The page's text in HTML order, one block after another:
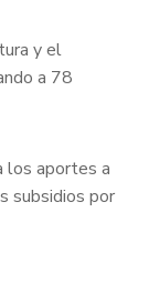
y el
a 78
los aportes a
subsidios por